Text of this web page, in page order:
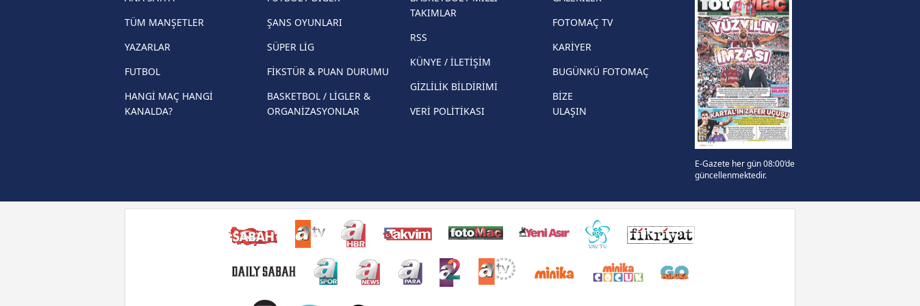
Trendyol Süper Lig haberleri
Ziraat Türkiye Kupası haberleri
UEFA Şampiyonlar Ligi haberleri
UEFA Avrupa Ligi haberleri
UEFA Konferans Ligi haberleri
basından gündem olan manşetler!
Beşiktaş'ın UEFA Avrupa Ligi'nde 3. Ön
Eleme Turu muhtemel rakipleri belli oldu!
Hernan Crespo, Meksika Ligi
ekiplerinden Atlas'ın yeni teknik
TÜM MANŞETLER
YAZARLAR
FUTBOL
HANGİ MAÇ HANGİ
KANALDA?
ŞANS OYUNLARI
SÜPER LİG
FİKSTÜR & PUAN DURUMU
BASKETBOL / LİGLER &
ORGANİZASYONLAR
TAKIMLAR
RSS
KÜNYE / İLETİŞİM
GİZLİLİK BİLDİRİMİ
VERİ POLİTİKASI
FOTOMAÇ TV
KARİYER
BUGÜNKÜ FOTOMAÇ
BİZE
ULAŞIN
E-Gazete her gün 08:00’de
güncellenmektedir.